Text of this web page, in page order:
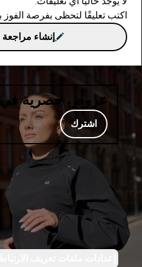
اكتب تعليقًا لتحظى بفرصة الفوز
إنشاء مراجعة
عروض حصرية في
اشترك